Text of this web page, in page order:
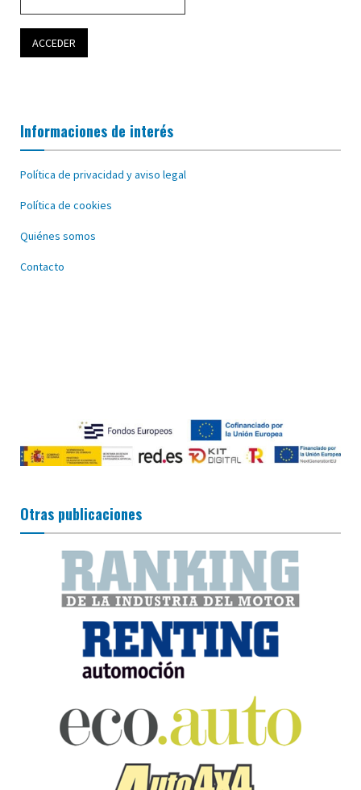
Informaciones de interés
Política de privacidad y aviso legal
Política de cookies
Quiénes somos
Contacto
Otras publicaciones